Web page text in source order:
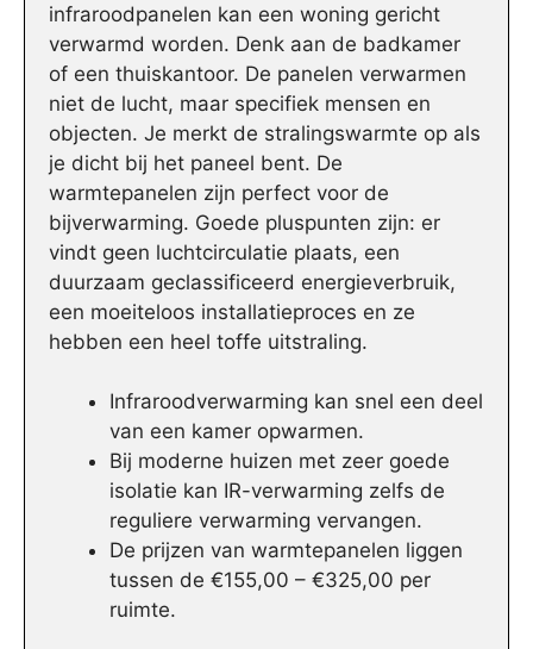
infraroodpanelen kan een woning gericht
verwarmd worden. Denk aan de badkamer
of een thuiskantoor. De panelen verwarmen
niet de lucht, maar specifiek mensen en
objecten. Je merkt de stralingswarmte op als
je dicht bij het paneel bent. De
warmtepanelen zijn perfect voor de
bijverwarming. Goede pluspunten zijn: er
vindt geen luchtcirculatie plaats, een
duurzaam geclassificeerd energieverbruik,
een moeiteloos installatieproces en ze
hebben een heel toffe uitstraling.
Infraroodverwarming kan snel een deel
van een kamer opwarmen.
Bij moderne huizen met zeer goede
isolatie kan IR-verwarming zelfs de
reguliere verwarming vervangen.
De prijzen van warmtepanelen liggen
tussen de €155,00 – €325,00 per
ruimte.